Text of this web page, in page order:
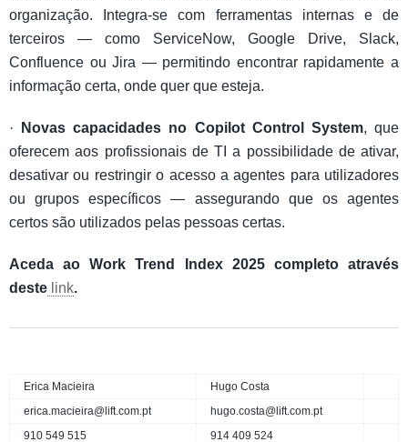
organização. Integra-se com ferramentas internas e de
terceiros — como ServiceNow, Google Drive, Slack,
Confluence ou Jira — permitindo encontrar rapidamente a
informação certa, onde quer que esteja.
· Novas capacidades no Copilot Control System, que
oferecem aos profissionais de TI a possibilidade de ativar,
desativar ou restringir o acesso a agentes para utilizadores
ou grupos específicos — assegurando que os agentes
certos são utilizados pelas pessoas certas.
Aceda ao Work Trend Index 2025 completo através
deste link.
Erica Macieira
Hugo Costa
erica.macieira@lift.com.pt
hugo.costa@lift.com.pt
910 549 515
914 409 524